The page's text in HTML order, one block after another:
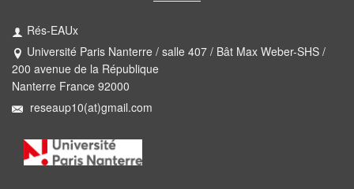
Rés-EAUx
Université Paris Nanterre / salle 407 / Bât Max Weber-SHS /
200 avenue de la République
Nanterre France 92000
reseaup10(at)gmail.com